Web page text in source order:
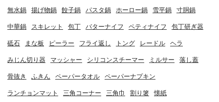
無水鍋 揚げ物鍋 餃子鍋 パスタ鍋 ホーロー鍋 雪平鍋 寸胴鍋
中華鍋 スキレット 包丁 バターナイフ ペティナイフ 包丁研ぎ器
砥石 まな板 ピーラー フライ返し トング レードル ヘラ
みじん切り器 マッシャー シリコンスチーマー ミルサー 落し蓋
骨抜き ふきん ペーパータオル ペーパーナプキン
ランチョンマット 三角コーナー 三角巾 割り箸 懐紙